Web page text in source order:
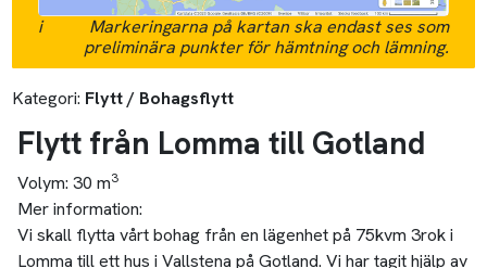
i
Markeringarna på kartan ska endast ses som
preliminära punkter för hämtning och lämning.
Kategori: Flytt / Bohagsflytt
Flytt från Lomma till Gotland
Volym: 30 m3
Mer information:
Vi skall flytta vårt bohag från en lägenhet på 75kvm 3rok i
Lomma till ett hus i Vallstena på Gotland. Vi har tagit hjälp av